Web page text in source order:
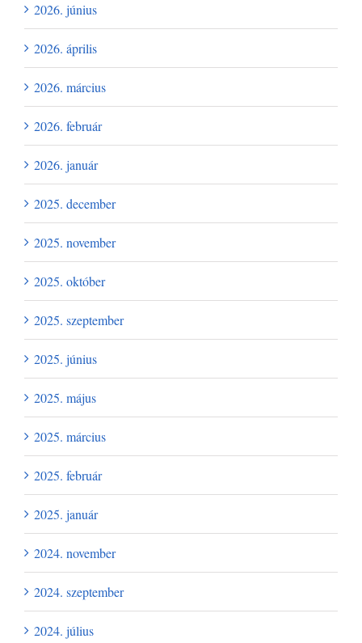
2026. június
2026. április
2026. március
2026. február
2026. január
2025. december
2025. november
2025. október
2025. szeptember
2025. június
2025. május
2025. március
2025. február
2025. január
2024. november
2024. szeptember
2024. július